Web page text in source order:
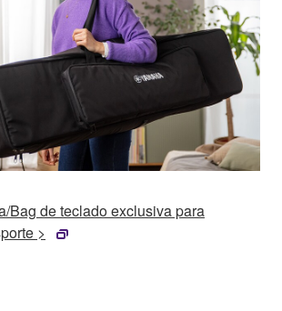
Bag de teclado exclusiva para
>